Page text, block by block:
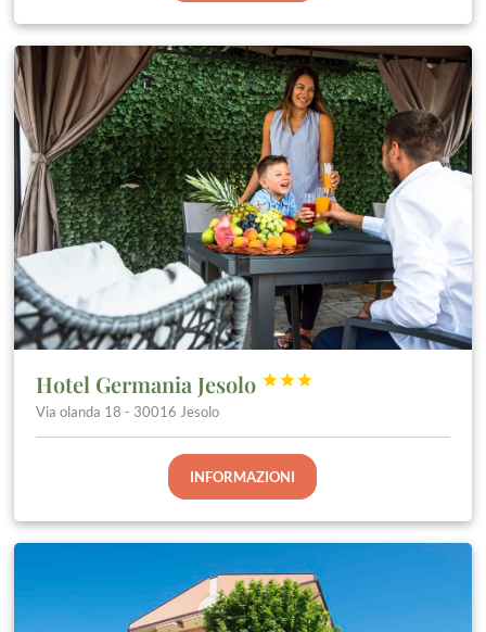
Hotel Germania Jesolo 


Via olanda 18 - 30016 Jesolo
INFORMAZIONI